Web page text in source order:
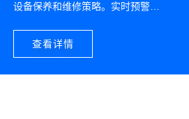
设备保养和维修策略。实时预警设
寿命查看详情